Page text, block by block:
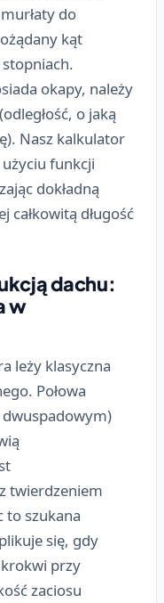
do
kąt
okapy, należy
o jaką
Nasz kalkulator
funkcji
dokładną
całkowitą długość
dachu:
w
leży klasyczna
Połowa
twierdzeniem
to szukana
się, gdy
przy
zaciosu